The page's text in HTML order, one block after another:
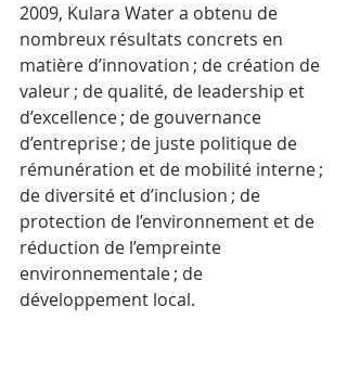
2009, Kulara Water a obtenu de
nombreux résultats concrets en
matière d’innovation ; de création de
valeur ; de qualité, de leadership et
d’excellence ; de gouvernance
d’entreprise ; de juste politique de
rémunération et de mobilité interne ;
de diversité et d’inclusion ; de
protection de l’environnement et de
réduction de l’empreinte
environnementale ; de
développement local.